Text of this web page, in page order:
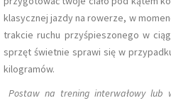
klasycznej jazdy na rowerze, w
trakcie ruchu przyśpieszonego w
sprzęt świetnie sprawi się w
kilogramów.
Postaw na trening interwałowy lub